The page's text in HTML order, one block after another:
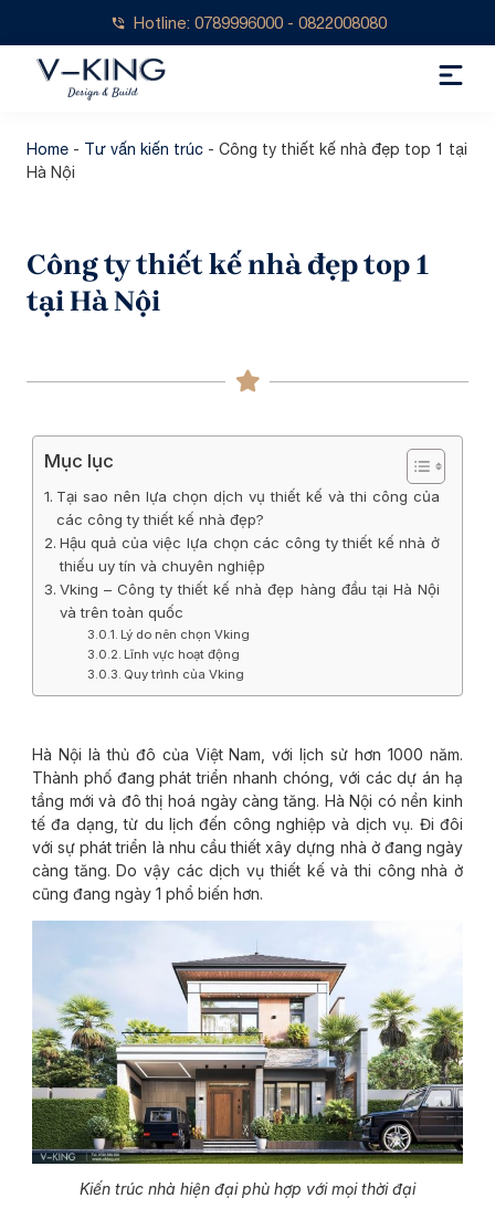
Hotline: 0789996000 - 0822008080
Home - Tư vấn kiến trúc - Công ty thiết kế nhà đẹp top 1 tại
Hà Nội
Công ty thiết kế nhà đẹp top 1
tại Hà Nội
Mục lục
Tại sao nên lựa chọn dịch vụ thiết kế và thi công của
các công ty thiết kế nhà đẹp?
Hậu quả của việc lựa chọn các công ty thiết kế nhà ở
thiếu uy tín và chuyên nghiệp
Vking – Công ty thiết kế nhà đẹp hàng đầu tại Hà Nội
và trên toàn quốc
Lý do nên chọn Vking
Lĩnh vực hoạt động
Quy trình của Vking
Hà Nội là thủ đô của Việt Nam, với lịch sử hơn 1000 năm.
Thành phố đang phát triển nhanh chóng, với các dự án hạ
tầng mới và đô thị hoá ngày càng tăng. Hà Nội có nền kinh
tế đa dạng, từ du lịch đến công nghiệp và dịch vụ. Đi đôi
với sự phát triển là nhu cầu thiết xây dựng nhà ở đang ngày
càng tăng. Do vậy các dịch vụ thiết kế và thi công nhà ở
cũng đang ngày 1 phổ biến hơn.
Kiến trúc nhà hiện đại phù hợp với mọi thời đại